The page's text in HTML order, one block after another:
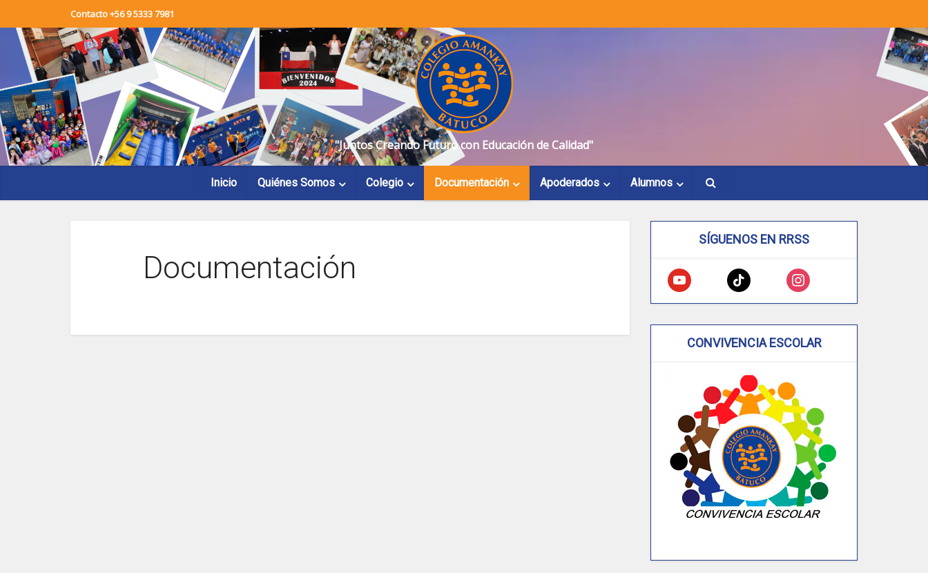
Contacto +56 9 5333 7981
"Juntos Creando Futuro con Educación de Calidad"
Inicio Quiénes Somos Colegio Documentación Apoderados Alumnos
Documentación
SÍGUENOS EN RRSS
youtube tiktok instagram
CONVIVENCIA ESCOLAR